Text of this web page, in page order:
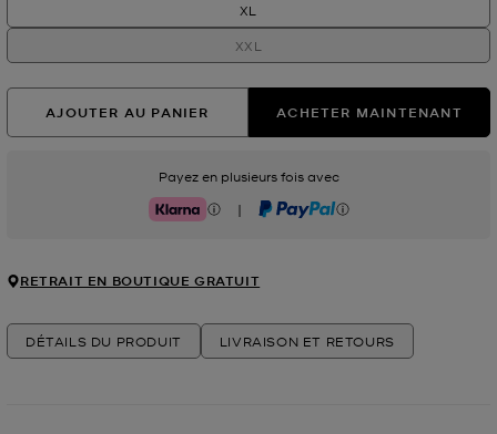
XL
XXL
AJOUTER AU PANIER ACHETER MAINTENANT
Payez en plusieurs fois avec
Klarna | PayPal
RETRAIT EN BOUTIQUE GRATUIT
DÉTAILS DU PRODUIT LIVRAISON ET RETOURS